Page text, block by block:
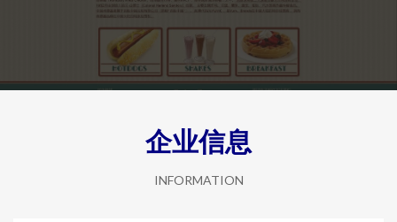
企业信息
INFORMATION